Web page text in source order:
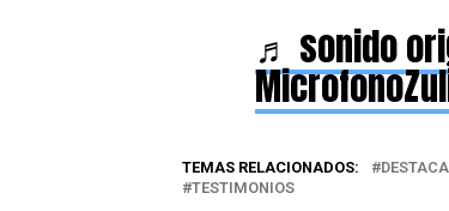
♬ sonido
TEMAS RELACIONADOS:
TESTIMONIOS